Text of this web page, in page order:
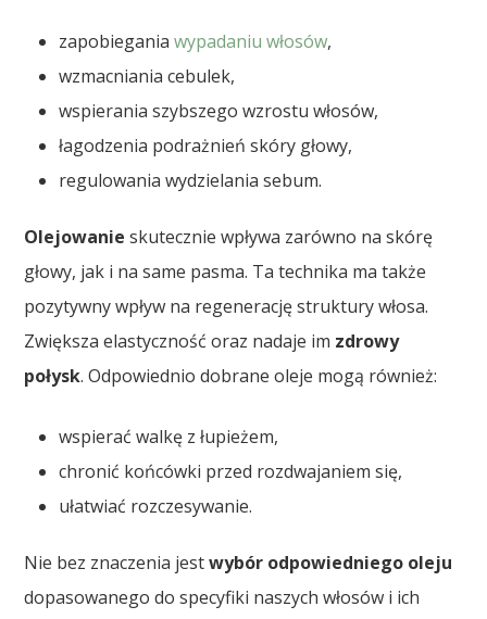
zapobieganiawypadaniu włosów,
wzmacniania cebulek,
wspierania szybszego wzrostu włosów,
łagodzenia podrażnień skóry głowy,
regulowania wydzielania sebum.
Olejowanie skutecznie wpływa zarówno na skórę
głowy, jak i na same pasma. Ta technika ma także
pozytywny wpływ na regenerację struktury włosa.
Zwiększa elastyczność oraz nadaje im zdrowy
połysk. Odpowiednio dobrane oleje mogą również:
wspierać walkę z łupieżem,
chronić końcówki przed rozdwajaniem się,
ułatwiać rozczesywanie.
Nie bez znaczenia jestwybór odpowiedniego oleju
dopasowanego do specyfiki naszych włosów i ich